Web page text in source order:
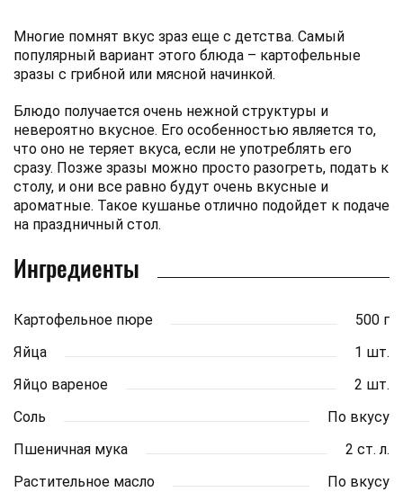
Многие помнят вкус зраз еще с детства. Самый
популярный вариант этого блюда – картофельные
зразы с грибной или мясной начинкой.
Блюдо получается очень нежной структуры и
невероятно вкусное. Его особенностью является то,
что оно не теряет вкуса, если не употреблять его
сразу. Позже зразы можно просто разогреть, подать к
столу, и они все равно будут очень вкусные и
ароматные. Такое кушанье отлично подойдет к подаче
на праздничный стол.
Ингредиенты
Картофельное пюре
500 г
Яйца
1 шт.
Яйцо вареное
2 шт.
Соль
По вкусу
Пшеничная мука
2 ст. л.
Растительное масло
По вкусу